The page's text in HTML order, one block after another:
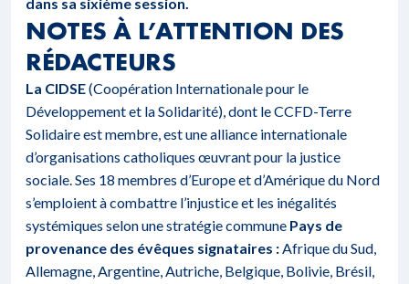
NOTES À L’ATTENTION DES
RÉDACTEURS
La CIDSE(Coopération Internationale pour le
Développement et la Solidarité), dont le CCFD-Terre
Solidaire est membre, est une alliance internationale
d’organisations catholiques œuvrant pour la justice
sociale. Ses 18 membres d’Europe et d’Amérique du Nord
s’emploient à combattre l’injustice et les inégalités
systémiques selon une stratégie commune Pays de
provenance des évêques signataires :Afrique du Sud,
Allemagne, Argentine, Autriche, Belgique, Bolivie, Brésil,